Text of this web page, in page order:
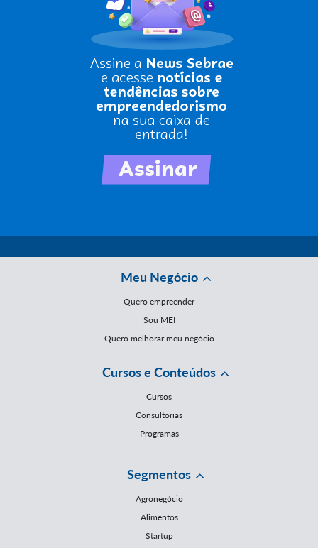
Meu Negócio
Quero empreender
Sou MEI
Quero melhorar meu negócio
Cursos e Conteúdos
Cursos
Consultorias
Programas
Segmentos
Agronegócio
Alimentos
Startup